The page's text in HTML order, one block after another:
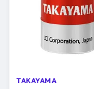
TAKAYAMA